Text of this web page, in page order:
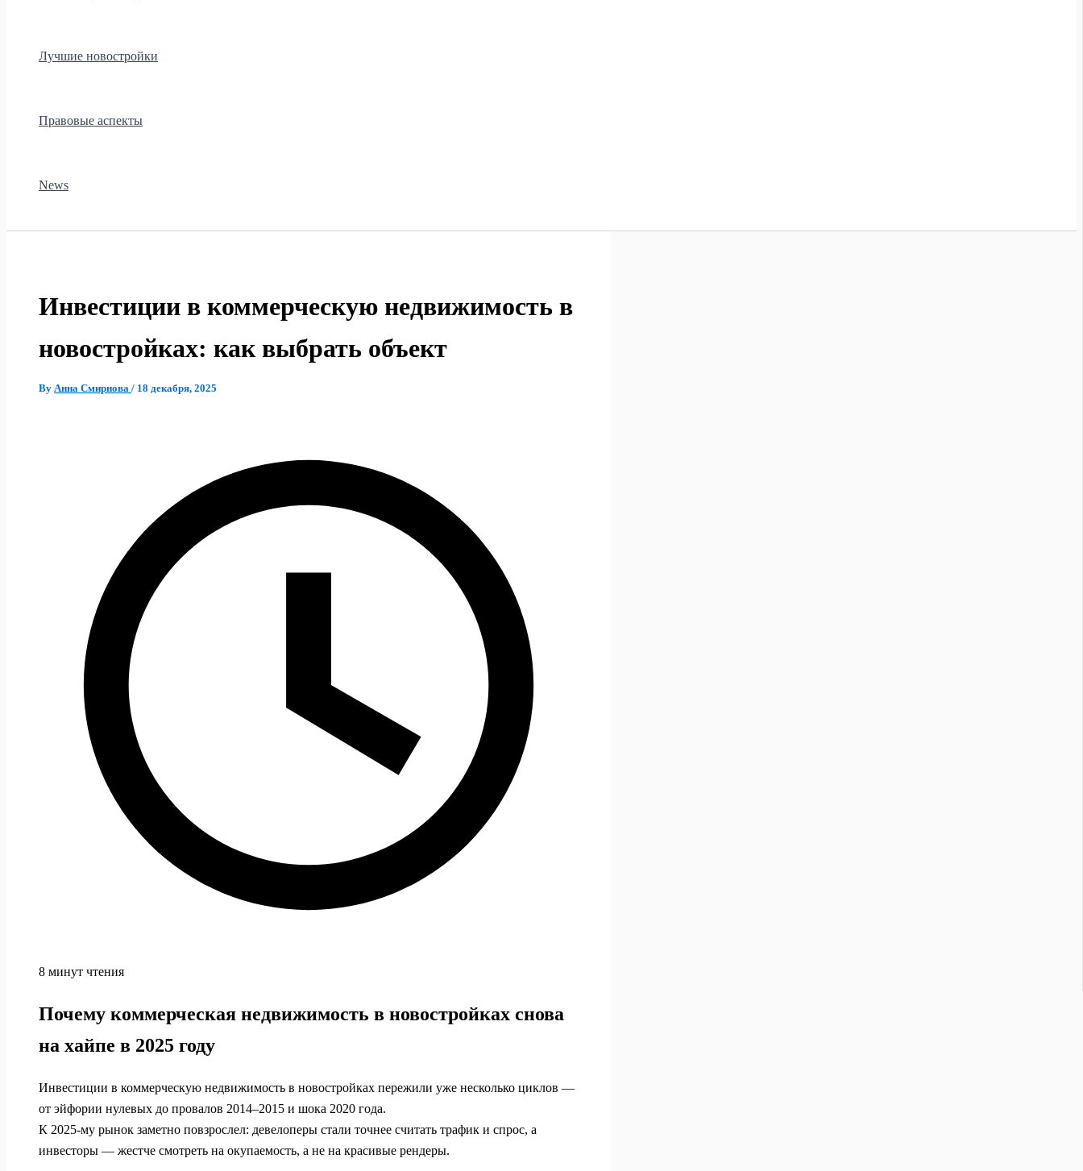
Лучшие новостройки
Правовые аспекты
News
Инвестиции в коммерческую недвижимость в
новостройках: как выбрать объект
By Анна Смирнова / 18 декабря, 2025
8 минут чтения
Почему коммерческая недвижимость в новостройках снова
на хайпе в 2025 году
Инвестиции в коммерческую недвижимость в новостройках пережили уже несколько циклов —
от эйфории нулевых до провалов 2014–2015 и шока 2020 года.
К 2025‑му рынок заметно повзрослел: девелоперы стали точнее считать трафик и спрос, а
инвесторы — жестче смотреть на окупаемость, а не на красивые рендеры.